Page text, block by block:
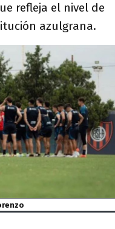
refleja el nivel de
azulgrana.